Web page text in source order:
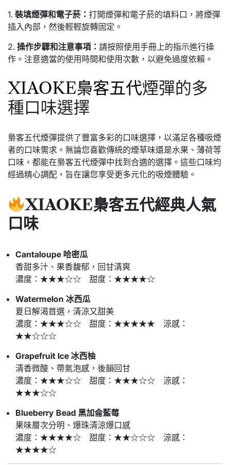
1. 裝填煙彈和電子菸： 打開煙彈和電子菸的填料口，將煙彈
插入內部，然後輕輕旋轉固定。
2. 操作步驟和注意事項： 請按照使用手冊上的指示進行操
作。注意適當的使用時間和使用次數，以避免過度依賴。
XIAOKE梟客五代煙彈的多
種口味選擇
梟客五代煙彈提供了豐富多彩的口味選擇，以滿足各種吸煙
者的口味需求。無論您喜歡傳統的煙草味還是水果、薄荷等
口味，都能在梟客五代煙彈中找到合適的選擇。這些口味均
經過精心調配，旨在讓您享受更多元化的吸煙體驗。
XIAOKE梟客五代經典人氣
口味
Cantaloupe 哈密瓜
香甜多汁、果香馥郁，回甘清爽
濃度：★★★☆☆ 甜度：★★★★☆
Watermelon 冰西瓜
夏日解渴首選，清涼又甜美
濃度：★★★☆☆ 甜度：★★★★★ 涼感：
★★☆☆☆
Grapefruit Ice 冰西柚
清香微酸、帶氣泡感，後韻回甘
濃度：★★★☆☆ 甜度：★★★☆☆ 涼感：
★★★☆☆
Blueberry Bead 黑加侖藍莓
果味層次分明、爆珠清涼爆口感
濃度：★★★★☆ 甜度：★★☆☆☆ 涼感：
★★★★☆